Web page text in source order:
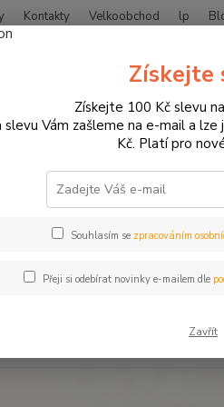
Kontakty Velkoobchod lp
Rukavice na motorku
rukavice na
Získejte
Získejte 100 Kč slevu
slevu Vám zašleme na e-mail a
Kč. Platí pro
Souhlasím se zpracováním
Přeji si odebírat novinky e-mailem dle
Zavřít